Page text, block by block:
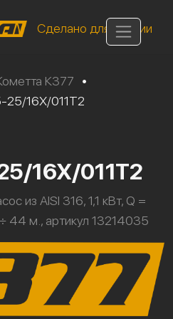
Сделано для России
К377
•
25/16Х/011Т2
16Х/011Т2
из AISI 316, 1,1 кВт, Q =
44 м., артикул 13214035